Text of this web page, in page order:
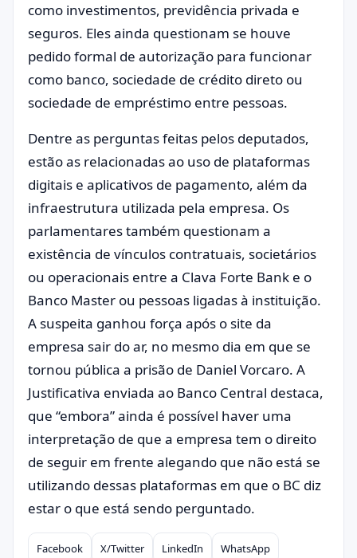
como investimentos, previdência privada e
seguros. Eles ainda questionam se houve
pedido formal de autorização para funcionar
como banco, sociedade de crédito direto ou
sociedade de empréstimo entre pessoas.
Dentre as perguntas feitas pelos deputados,
estão as relacionadas ao uso de plataformas
digitais e aplicativos de pagamento, além da
infraestrutura utilizada pela empresa. Os
parlamentares também questionam a
existência de vínculos contratuais, societários
ou operacionais entre a Clava Forte Bank e o
Banco Master ou pessoas ligadas à instituição.
A suspeita ganhou força após o site da
empresa sair do ar, no mesmo dia em que se
tornou pública a prisão de Daniel Vorcaro. A
Justificativa enviada ao Banco Central destaca,
que “embora” ainda é possível haver uma
interpretação de que a empresa tem o direito
de seguir em frente alegando que não está se
utilizando dessas plataformas em que o BC diz
estar o que está sendo perguntado.
Facebook X/Twitter LinkedIn WhatsApp